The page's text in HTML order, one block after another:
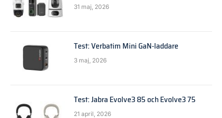
31 maj, 2026
Test: Verbatim Mini GaN-laddare
3 maj, 2026
Test: Jabra Evolve3 85 och Evolve3 75
21 april, 2026